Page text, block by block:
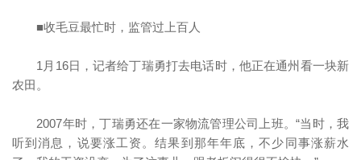
■收毛豆最忙时，监管过上百人
1月16日，记者给丁瑞勇打去电话时，他正在通州看一块新
农田。
2007年时，丁瑞勇还在一家物流管理公司上班。“当时，我
听到消息，说要涨工资。结果到那年年底，不少同事涨薪水